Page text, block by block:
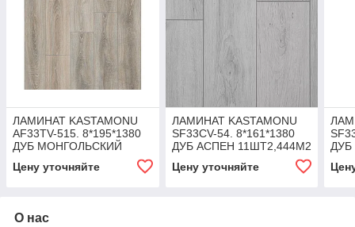
ЛАМИНАТ KASTAMONU
AF33TV-515. 8*195*1380
ДУБ МОНГОЛЬСКИЙ
Цену уточняйте
ЛАМИНАТ KASTAMONU
SF33CV-54. 8*161*1380
ДУБ АСПЕН 11ШТ2,444М2
Цену уточняйте
ДУБ
О нас